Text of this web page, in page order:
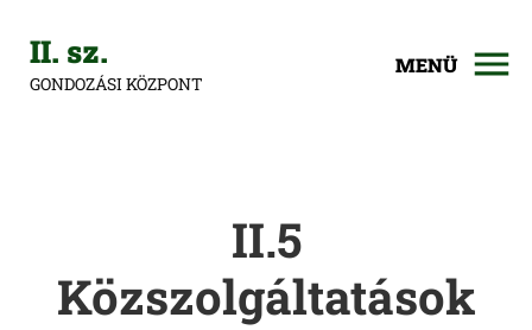
II. sz.
GONDOZÁSI KÖZPONT
MENÜ
II.5
Közszolgáltatások